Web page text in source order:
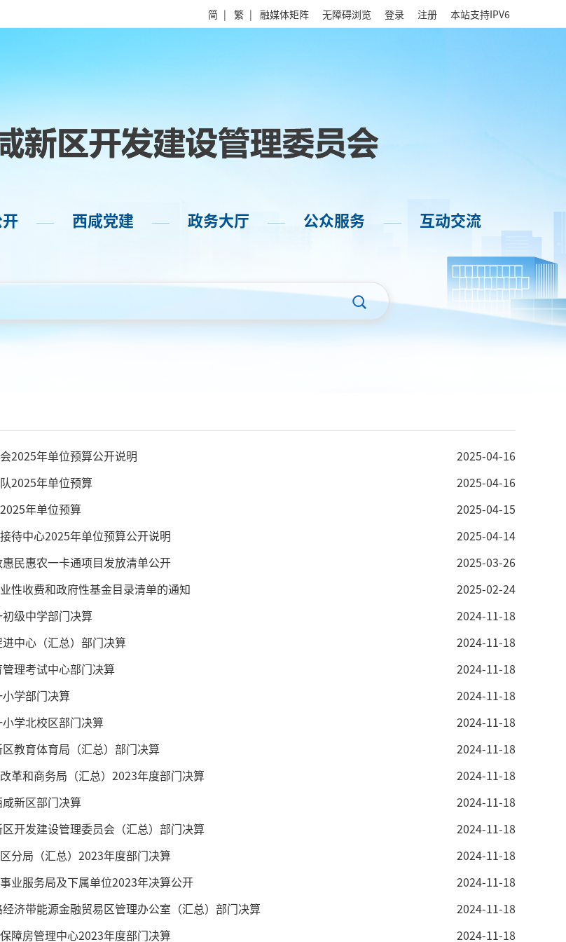
简 | 繁 | 融媒体矩阵 无障碍浏览 登录 注册 本站支持IPV6
—— 西咸党建 —— 政务大厅 —— 公众服务 —— 互动交流
2025-04-16
2025年单位预算公开说明
2025-04-16
2025年单位预算
2025-04-15
年单位预算
2025-04-14
待中心2025年单位预算公开说明
2025-03-26
民惠农一卡通项目发放清单公开
2025-02-24
性收费和政府性基金目录清单的通知
2024-11-18
级中学部门决算
2024-11-18
中心（汇总）部门决算
2024-11-18
理考试中心部门决算
2024-11-18
学部门决算
2024-11-18
学北校区部门决算
2024-11-18
教育体育局（汇总）部门决算
2024-11-18
革和商务局（汇总）2023年度部门决算
2024-11-18
新区部门决算
2024-11-18
开发建设管理委员会（汇总）部门决算
2024-11-18
分局（汇总）2023年度部门决算
2024-11-18
业服务局及下属单位2023年决算公开
2024-11-18
济带能源金融贸易区管理办公室（汇总）部门决算
2024-11-18
障房管理中心2023年度部门决算